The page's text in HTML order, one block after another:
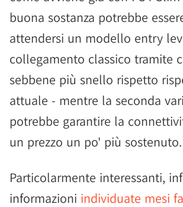
buona sostanza potrebbe
attendersi un modello entry
collegamento classico tramite
sebbene più snello rispetto
attuale - mentre la seconda
potrebbe garantire la
un prezzo un po' più sostenuto.
Particolarmente interessanti,
informazioni individuate mesi